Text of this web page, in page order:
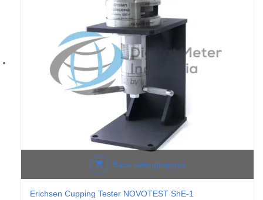
Baca selengkapnya
Erichsen Cupping Tester NOVOTEST ShE-1